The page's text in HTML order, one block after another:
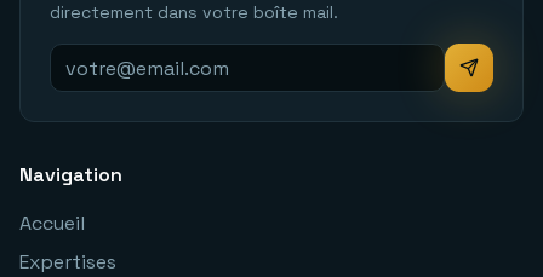
directement dans votre boîte mail.
Navigation
Accueil
Expertises